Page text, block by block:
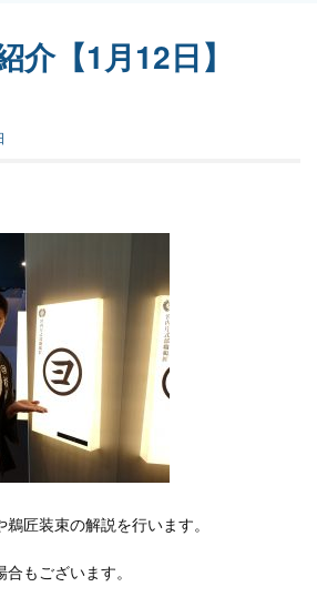
介【1月12日】
匠装束の解説を行います。
もございます。